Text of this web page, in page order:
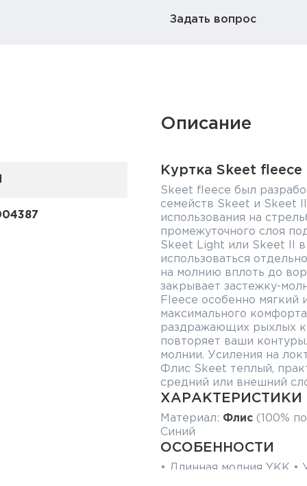
Задать вопрос
Описание
Куртка Skeet fleece
Skeet fleece был
семейств Skeet и Skeet
использования на
промежуточного слоя
Skeet Light или Skeet ll
использоваться
на молнию вплоть до
закрывает застежку-
Fleece особенно
максимального
раздражающих рыхлых
повторяет ваши
молнии. Усиления на
Флис Skeet теплый,
средний или внешний
ХАРАКТЕРИСТИКИ
Материал: Флис (100%
Синий
ОСОБЕННОСТИ
• Длинная молния YKK •